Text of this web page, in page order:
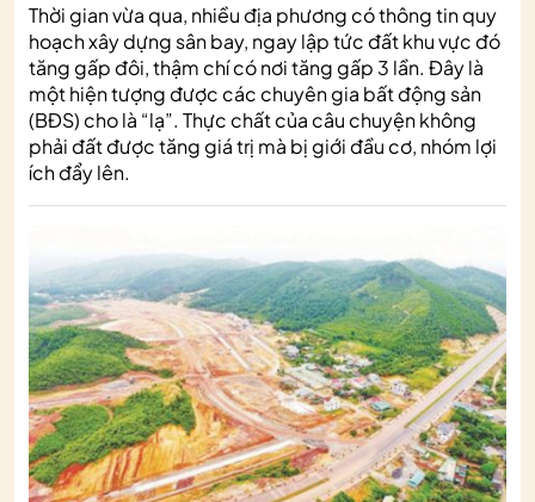
Thời gian vừa qua, nhiều địa phương có thông tin quy
hoạch xây dựng sân bay, ngay lập tức đất khu vực đó
tăng gấp đôi, thậm chí có nơi tăng gấp 3 lần. Đây là
một hiện tượng được các chuyên gia bất động sản
(BĐS) cho là “lạ”. Thực chất của câu chuyện không
phải đất được tăng giá trị mà bị giới đầu cơ, nhóm lợi
ích đẩy lên.